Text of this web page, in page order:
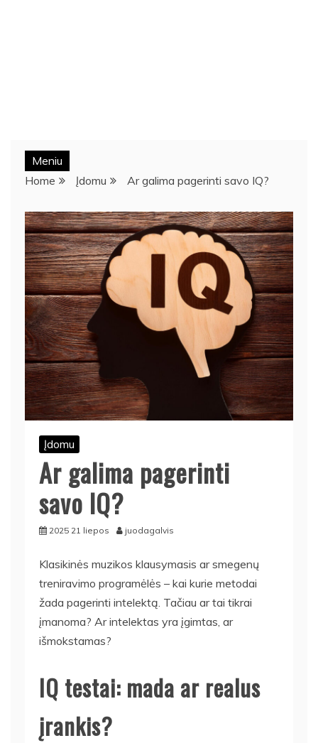
Meniu
Home
Įdomu Ar galima pagerinti savo IQ?
Įdomu
Ar galima pagerinti
savo IQ?
2025 21 liepos juodagalvis
Klasikinės muzikos klausymasis ar smegenų
treniravimo programėlės – kai kurie metodai
žada pagerinti intelektą. Tačiau ar tai tikrai
įmanoma? Ar intelektas yra įgimtas, ar
išmokstamas?
IQ testai: mada ar realus
įrankis?